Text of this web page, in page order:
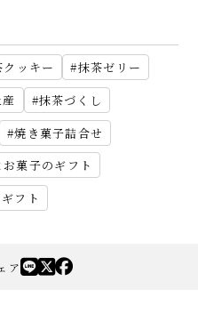
ッキー
抹茶ゼリー
抹茶づくし
焼き菓子詰合せ
菓子のギフト
フト
ア